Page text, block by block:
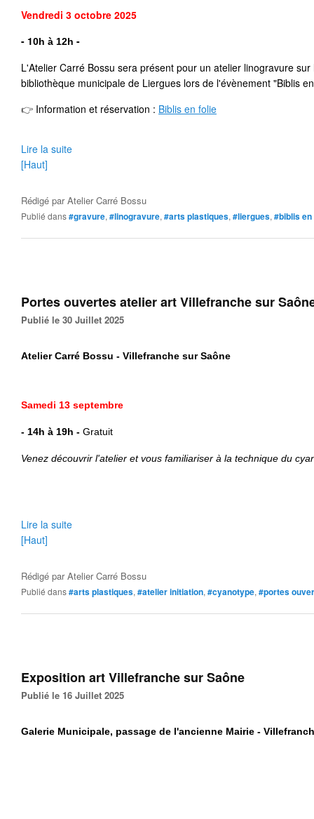
Vendredi 3 octobre 2025
- 10h à 12h -
L'Atelier Carré Bossu sera présent pour un atelier linogravure
bibliothèque municipale de Liergues lors de l'évènement "Biblis
👉 Information et réservation : Biblis en folie
Lire la suite
[Haut]
Rédigé parAtelier Carré Bossu
Publié dans#gravure, #linogravure, #arts plastiques, #liergues, #biblis
Portes ouvertes atelier art Villefranche sur
Publié le 30 Juillet 2025
Atelier Carré Bossu - Villefranche sur Saône
Samedi 13 septembre
- 14h à 19h - Gratuit
Venez découvrir l'atelier et vous familiariser à la technique du
Lire la suite
[Haut]
Rédigé parAtelier Carré Bossu
Publié dans#arts plastiques, #atelier initiation, #cyanotype, #portes
Exposition art Villefranche sur Saône
Publié le 16 Juillet 2025
Galerie Municipale, passage de l'ancienne Mairie -